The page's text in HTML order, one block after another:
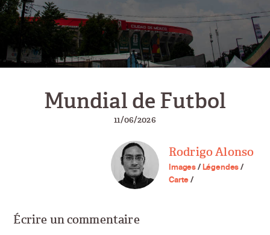
Mundial de Futbol
11/06/2026
Rodrigo Alonso
Images/Légendes/
Carte/
Écrire un commentaire